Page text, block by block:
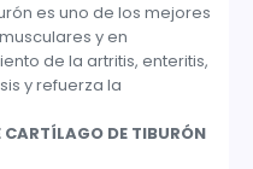
es uno de los mejores
y en
de la artritis, enteritis,
y refuerza la
CARTÍLAGO DE TIBURÓN